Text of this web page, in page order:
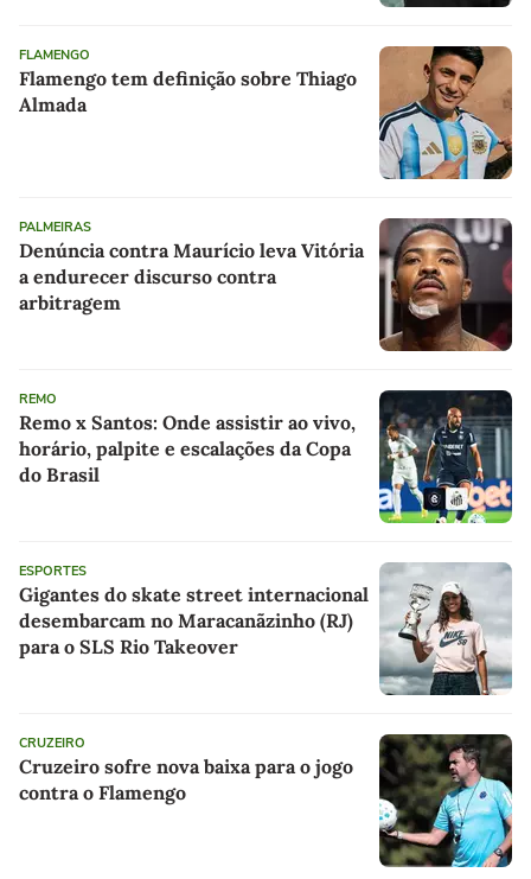
FLAMENGO
Flamengo tem definição sobre Thiago
Almada
PALMEIRAS
Denúncia contra Maurício leva Vitória
a endurecer discurso contra
arbitragem
REMO
Remo x Santos: Onde assistir ao vivo,
horário, palpite e escalações da Copa
do Brasil
ESPORTES
Gigantes do skate street internacional
desembarcam no Maracanãzinho (RJ)
para o SLS Rio Takeover
CRUZEIRO
Cruzeiro sofre nova baixa para o jogo
contra o Flamengo